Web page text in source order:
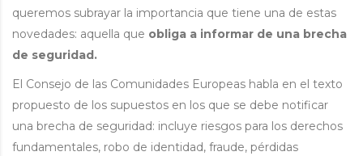
queremos subrayar la importancia que tiene una de estas
novedades: aquella que obliga a informar de una brecha
de seguridad.
El Consejo de las Comunidades Europeas habla en el texto
propuesto de los supuestos en los que se debe notificar
una brecha de seguridad: incluye riesgos para los derechos
fundamentales, robo de identidad, fraude, pérdidas